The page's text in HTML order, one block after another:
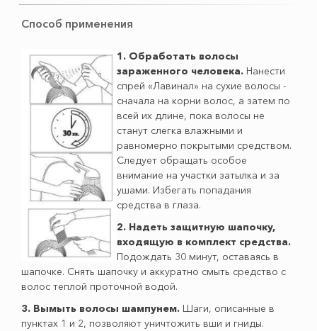
Способ применения
1. Обработать волосы
зараженного человека. Нанести
спрей «Лавинал» на сухие волосы -
сначала на корни волос, а затем по
всей их длине, пока волосы не
станут слегка влажными и
равномерно покрытыми средством.
Следует обращать особое
внимание на участки затылка и за
ушами. Избегать попадания
средства в глаза.
2. Надеть защитную шапочку,
входящую в комплект средства.
Подождать 30 минут, оставаясь в
шапочке. Снять шапочку и аккуратно смыть средство с
волос теплой проточной водой.
3. Вымыть волосы шампунем. Шаги, описанные в
пунктах 1 и 2, позволяют уничтожить вши и гниды.